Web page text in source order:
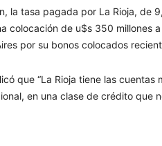
la tasa pagada por La Rioja, de
colocación de u$s 350 millones
por su bonos colocados
que “La Rioja tiene las
en una clase de crédito que